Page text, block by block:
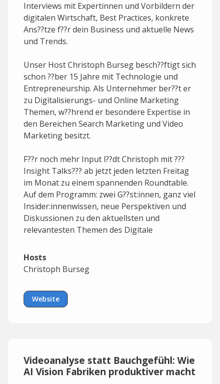
Interviews mit Expertinnen und Vorbildern der
digitalen Wirtschaft, Best Practices, konkrete
Ans??tze f??r dein Business und aktuelle News
und Trends.
Unser Host Christoph Burseg besch??ftigt sich
schon ??ber 15 Jahre mit Technologie und
Entrepreneurship. Als Unternehmer ber??t er
zu Digitalisierungs- und Online Marketing
Themen, w??hrend er besondere Expertise in
den Bereichen Search Marketing und Video
Marketing besitzt.
F??r noch mehr Input l??dt Christoph mit ???
Insight Talks??? ab jetzt jeden letzten Freitag
im Monat zu einem spannenden Roundtable.
Auf dem Programm: zwei G??st:innen, ganz viel
Insider:innenwissen, neue Perspektiven und
Diskussionen zu den aktuellsten und
relevantesten Themen des Digitale
JETZT den w??chentlichen Vodafone Business
Podcast ???Digitale Vorreiter:innen??? und den
monatlichen Roundtable ???Insight Talk???
ABONNIEREN, reinh??ren und inspirieren
vorreiter/business-cases/
Hosts
Christoph Burseg
Website
Videoanalyse statt Bauchgefühl: Wie
AI Vision Fabriken produktiver macht